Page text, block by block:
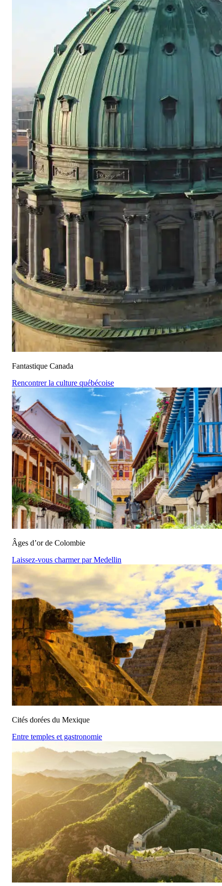
Fantastique Canada
Rencontrer la culture québécoise
Âges d’or de Colombie
Laissez-vous charmer par Medellin
Cités dorées du Mexique
Entre temples et gastronomie